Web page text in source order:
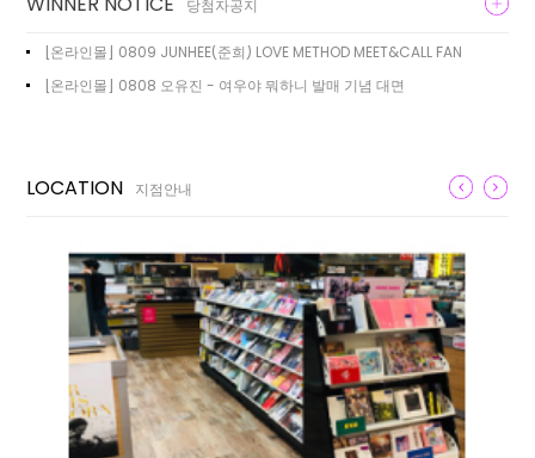
당첨자공지
[온라인몰] 0809 JUNHEE(준희) LOVE METHOD MEET&CALL FAN
[온라인몰] 0808 오유진 - 여우야 뭐하니 발매 기념 대면
LOCATION 지점안내